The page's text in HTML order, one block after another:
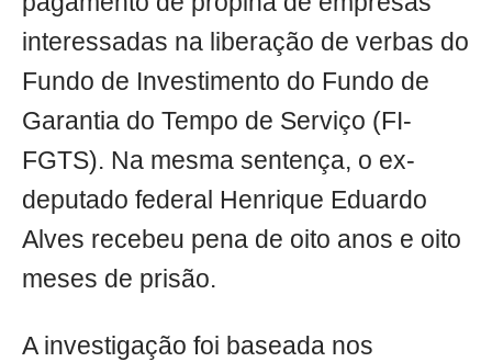
interessadas na liberação de verbas do
Fundo de Investimento do Fundo de
Garantia do Tempo de Serviço (FI-
FGTS). Na mesma sentença, o ex-
deputado federal Henrique Eduardo
Alves recebeu pena de oito anos e oito
meses de prisão.
A investigação foi baseada nos